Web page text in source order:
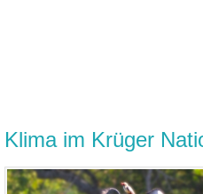
Klima im Krüger